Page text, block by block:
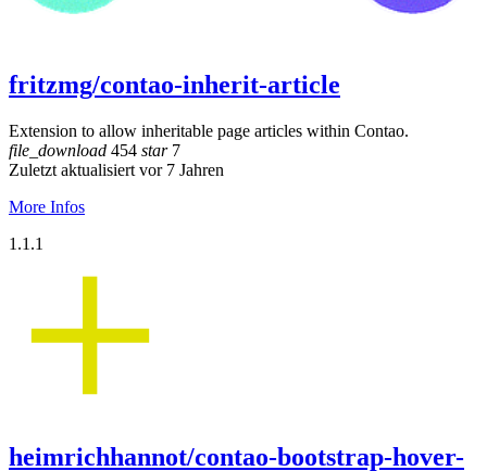
fritzmg/contao-inherit-article
Extension to allow inheritable page articles within Contao.
file_download 454 star7
Zuletzt aktualisiert vor 7 Jahren
More Infos
1.1.1
heimrichhannot/contao-bootstrap-hover-